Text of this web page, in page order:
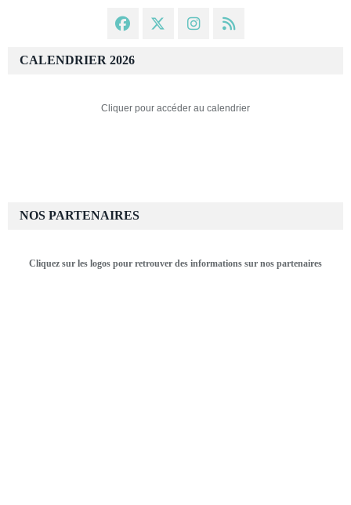
CALENDRIER 2026
Cliquer pour accéder au calendrier
NOS PARTENAIRES
Cliquez sur les logos pour retrouver des informations sur nos partenaires